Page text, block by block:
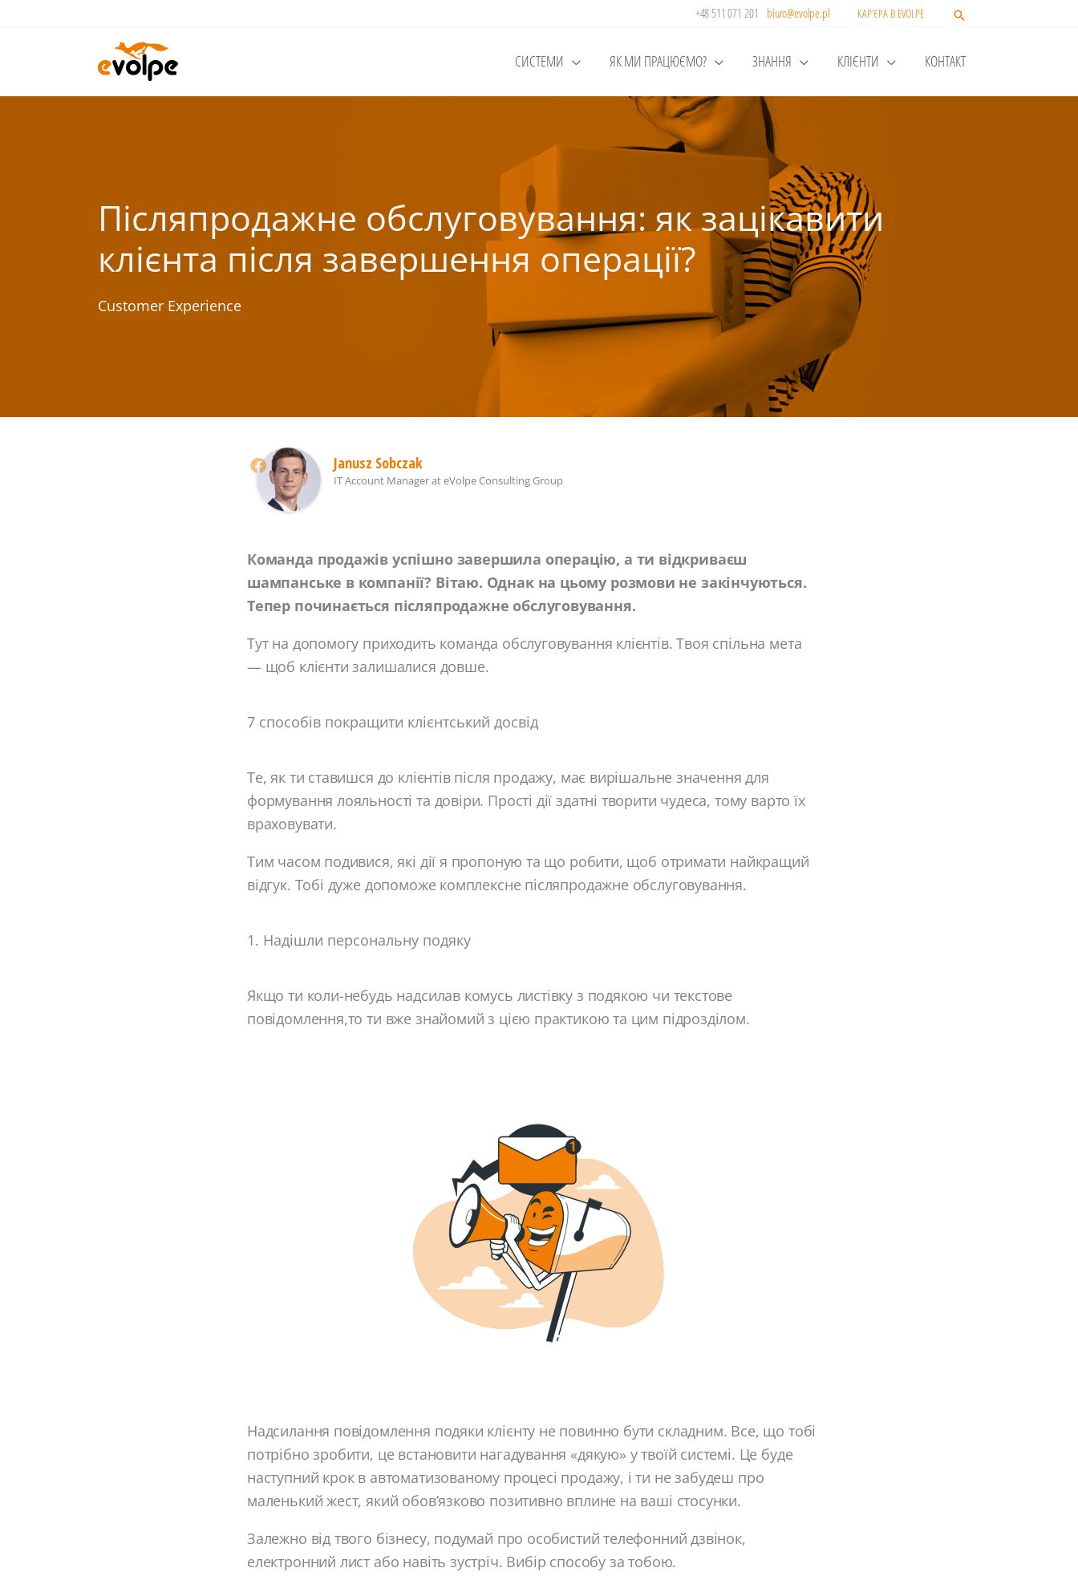
+48 511 071 201 biuro@evolpe.pl КАР’ЄРА В EVOLPE
СИСТЕМИ ЯК МИ ПРАЦЮЄМО? ЗНАННЯ КЛІЄНТИ КОНТАКТ
Післяпродажне обслуговування: як зацікавити
клієнта після завершення операції?
Customer Experience
Janusz Sobczak
IT Account ManagerateVolpe Consulting Group
Команда продажів успішно завершила операцію, а ти відкриваєш
шампанське в компанії? Вітаю. Однак на цьому розмови не закінчуються.
Тепер починається післяпродажне обслуговування.
Тут на допомогу приходить команда обслуговування клієнтів. Твоя спільна мета
— щоб клієнти залишалися довше.
7 способів покращити клієнтський досвід
Те, як ти ставишся до клієнтів після продажу, має вирішальне значення для
формування лояльності та довіри. Прості дії здатні творити чудеса, тому варто їх
враховувати.
Тим часом подивися, які дії я пропоную та що робити, щоб отримати найкращий
відгук. Тобі дуже допоможе комплексне післяпродажне обслуговування.
1. Надішли персональну подяку
Якщо ти коли-небудь надсилав комусь листівку з подякою чи текстове
повідомлення,то ти вже знайомий з цією практикою та цим підрозділом.
Надсилання повідомлення подяки клієнту не повинно бути складним. Все, що тобі
потрібно зробити, це встановити нагадування «дякую» у твоїй системі. Це буде
наступний крок в автоматизованому процесі продажу, і ти не забудеш про
маленький жест, який обов’язково позитивно вплине на ваші стосунки.
Залежно від твого бізнесу, подумай про особистий телефонний дзвінок,
електронний лист або навіть зустріч. Вибір способу за тобою.